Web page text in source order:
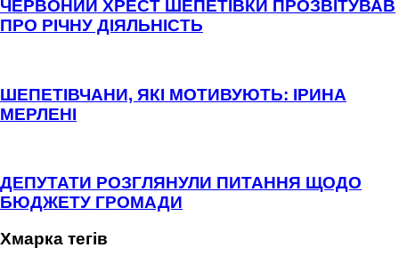
ЧЕРВОНИЙ ХРЕСТ ШЕПЕТІВКИ ПРОЗВІТУВАВ
ПРО РІЧНУ ДІЯЛЬНІСТЬ
ШЕПЕТІВЧАНИ, ЯКІ МОТИВУЮТЬ: ІРИНА
МЕРЛЕНІ
ДЕПУТАТИ РОЗГЛЯНУЛИ ПИТАННЯ ЩОДО
БЮДЖЕТУ ГРОМАДИ
Хмарка тегів